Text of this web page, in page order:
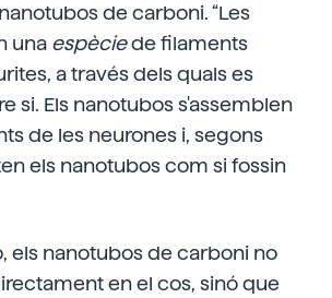
de carboni. “Les
una espèciede filaments
a través dels quals es
si. Els nanotubos s'assemblen
de les neurones i, segons
els nanotubos com si fossin
els nanotubos de carboni no
en el cos, sinó que